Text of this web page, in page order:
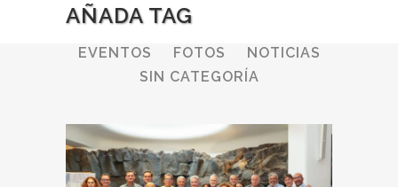
AÑADA TAG
ALL BODEGAS
EVENTOS
FOTOS
NOTICIAS
SIN CATEGORÍA